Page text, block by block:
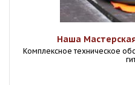
Наша
Комплексное техническое